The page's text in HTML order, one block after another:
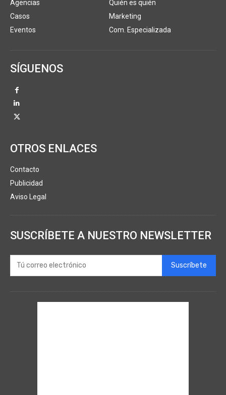
Agencias
Casos
Eventos
Quién es quién
Marketing
Com. Especializada
SÍGUENOS
OTROS ENLACES
Contacto
Publicidad
Aviso Legal
SUSCRÍBETE A NUESTRO NEWSLETTER
Suscríbete